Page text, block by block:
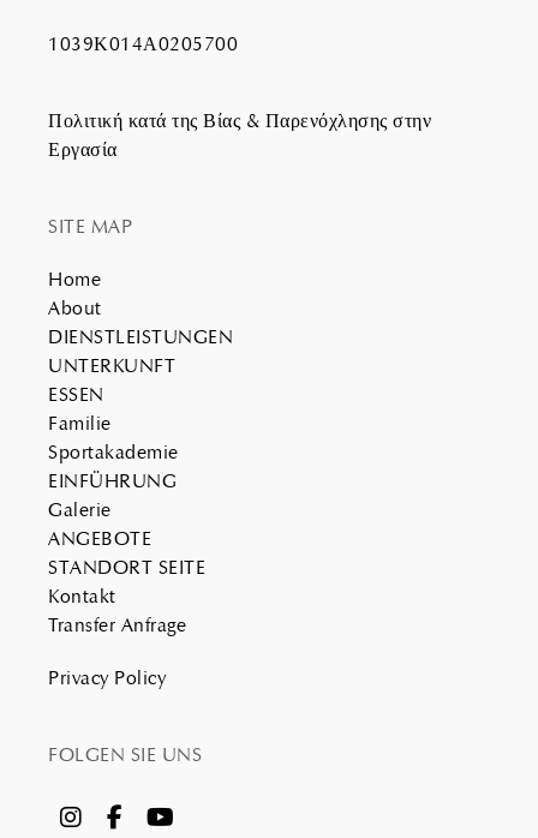
1039Κ014Α0205700
Πολιτική κατά της Βίας & Παρενόχλησης στην
Εργασία
SITE MAP
Home
About
DIENSTLEISTUNGEN
UNTERKUNFT
ESSEN
Familie
Sportakademie
EINFÜHRUNG
Galerie
ANGEBOTE
STANDORT SEITE
Kontakt
Transfer Anfrage
Privacy Policy
FOLGEN SIE UNS